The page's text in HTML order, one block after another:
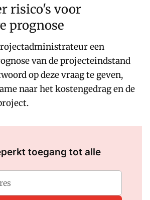
risico's voor
prognose
een
van de projecteindstand
op deze vraag te geven,
naar het kostengedrag en de
toegang tot alle